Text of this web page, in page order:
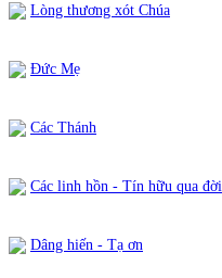
Lòng thương xót Chúa
Đức Mẹ
Các Thánh
Các linh hồn - Tín hữu qua đời
Dâng hiến - Tạ ơn